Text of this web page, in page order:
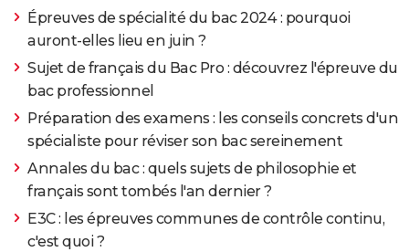
Épreuves de spécialité du bac 2024 : pourquoi
auront-elles lieu en juin ?
Sujet de français du Bac Pro : découvrez l'épreuve du
bac professionnel
Préparation des examens : les conseils concrets d'un
spécialiste pour réviser son bac sereinement
Annales du bac : quels sujets de philosophie et
français sont tombés l'an dernier ?
E3C : les épreuves communes de contrôle continu,
c'est quoi ?